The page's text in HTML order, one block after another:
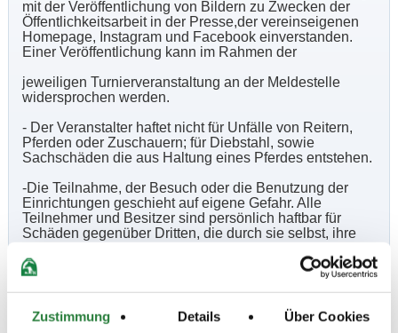
Zustimmung Details Über Cookies
mit der Veröffentlichung von Bildern zu Zwecken der
Öffentlichkeitsarbeit in der Presse,der vereinseigenen
Homepage, Instagram und Facebook einverstanden.
Einer Veröffentlichung kann im Rahmen der
jeweiligen Turnierveranstaltung an der Meldestelle
widersprochen werden.
- Der Veranstalter haftet nicht für Unfälle von Reitern,
Pferden oder Zuschauern; für Diebstahl, sowie
Sachschäden die aus Haltung eines Pferdes entstehen.
-Die Teilnahme, der Besuch oder die Benutzung der
Einrichtungen geschieht auf eigene Gefahr. Alle
Teilnehmer und Besitzer sind persönlich haftbar für
Schäden gegenüber Dritten, die durch sie selbst, ihre
verursacht werden.
Beschaffenheit der Plätze: